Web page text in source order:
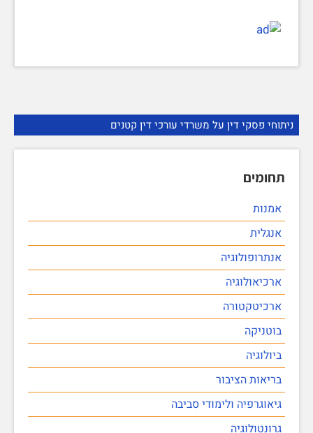
ניתוחי פסקי דין על משרדי עורכי דין קטנים
תחומים
אמנות
אנגלית
אנתרופולוגיה
ארכיאולוגיה
ארכיטקטורה
בוטניקה
ביולוגיה
בריאות הציבור
גיאוגרפיה ולימודי סביבה
גרונטולוגיה